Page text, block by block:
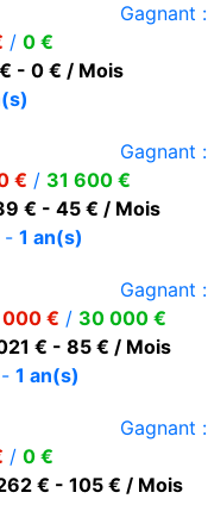
Gagnant :
/ 0 €
- 0 € / Mois
Gagnant :
€ / 31 600 €
€ - 45 € / Mois
- 1 an(s)
Gagnant :
€ / 30 000 €
€ - 85 € / Mois
- 1 an(s)
Gagnant :
/ 0 €
€ - 105 € / Mois